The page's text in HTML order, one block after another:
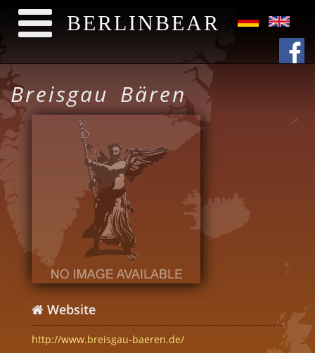
Direkt zum Inhalt
BERLINBEAR
Breisgau Bären
Website
http://www.breisgau-baeren.de/